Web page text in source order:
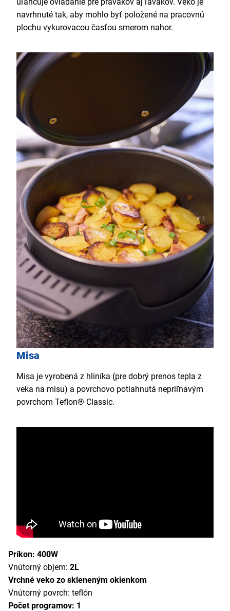
navrhnuté tak, aby mohlo byť položené na pracovnú
plochu vykurovacou časťou smerom nahor.
Misa
Misa je vyrobená z hliníka (pre dobrý prenos tepla z
veka na misu) a povrchovo potiahnutá nepriľnavým
povrchom Teflon® Classic.
Príkon: 400W
Vnútorný objem: 2L
Vrchné veko zo skleneným okienkom
Vnútorný povrch: teflón
Počet programov: 1